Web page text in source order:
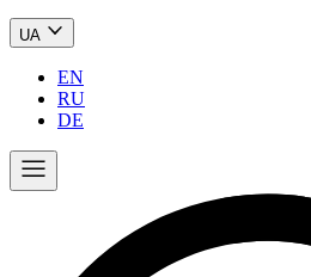
UA
EN
RU
DE